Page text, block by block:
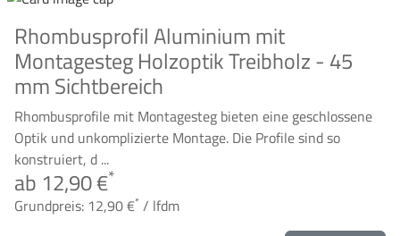
Rhombusprofil Aluminium mit
Montagesteg Holzoptik Treibholz - 45
mm Sichtbereich
Rhombusprofile mit Montagesteg bieten eine geschlossene
Optik und unkomplizierte Montage. Die Profile sind so
konstruiert, d ...
ab 12,90 €*
Grundpreis: 12,90 €* / lfdm